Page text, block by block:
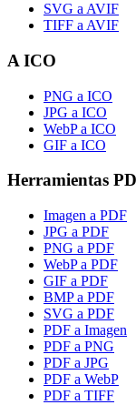
SVG a AVIF
TIFF a AVIF
A ICO
PNG a ICO
JPG a ICO
WebP a ICO
GIF a ICO
Herramientas
Imagen a PDF
JPG a PDF
PNG a PDF
WebP a PDF
GIF a PDF
BMP a PDF
SVG a PDF
PDF a Imagen
PDF a PNG
PDF a JPG
PDF a WebP
PDF a TIFF